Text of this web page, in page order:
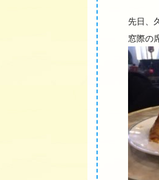
先日、
窓際の